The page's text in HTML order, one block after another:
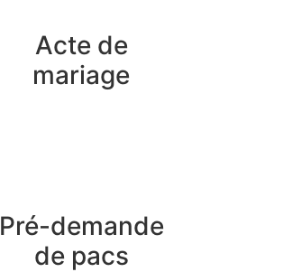
Acte de
mariage
Pré-demande
de pacs